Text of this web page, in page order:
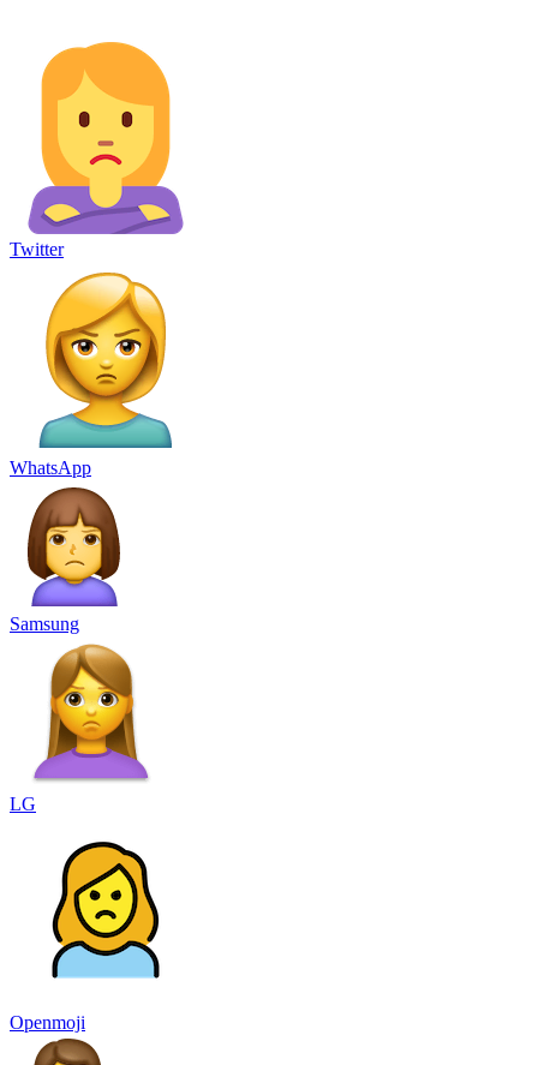
Twitter
WhatsApp
Samsung
LG
Openmoji